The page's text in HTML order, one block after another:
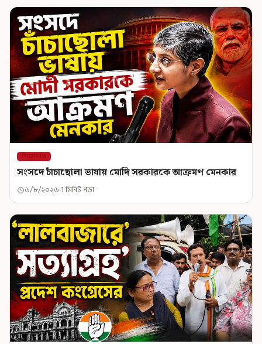
শিরোনাম
সংসদে চাঁচাছোলা ভাষায় মোদি সরকারকে আক্রমণ মেনকার
৬/৮/২০২৬ 1 মিনিট পড়া